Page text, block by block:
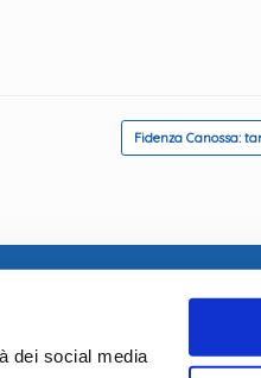
dei social media
Fidenza Canossa: